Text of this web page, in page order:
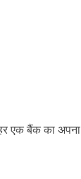
एक बैंक का अपना